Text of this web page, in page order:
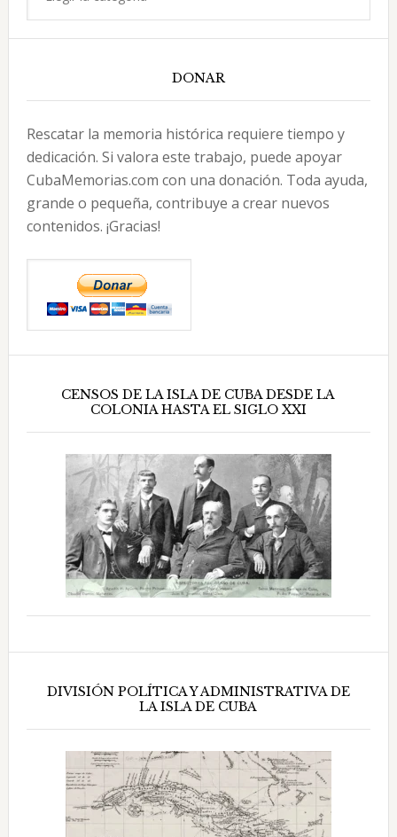
DONAR
Rescatar la memoria histórica requiere tiempo y
dedicación. Si valora este trabajo, puede apoyar
CubaMemorias.com con una donación. Toda ayuda,
grande o pequeña, contribuye a crear nuevos
contenidos. ¡Gracias!
CENSOS DE LA ISLA DE CUBA DESDE LA
COLONIA HASTA EL SIGLO XXI
DIVISIÓN POLÍTICA Y ADMINISTRATIVA DE
LA ISLA DE CUBA